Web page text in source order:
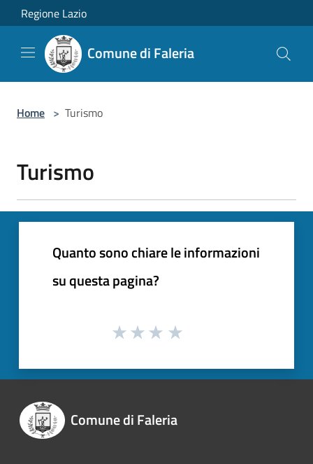
Salta al contenuto principale
Regione Lazio
Comune di Faleria
Home > Turismo
Turismo
Quanto sono chiare le informazioni
su questa pagina?
Comune di Faleria